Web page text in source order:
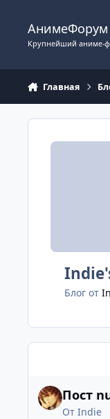
АнимеФорум
Крупнейший аниме-
Главная
Блог от
Записи в этом
Пост
От Indie